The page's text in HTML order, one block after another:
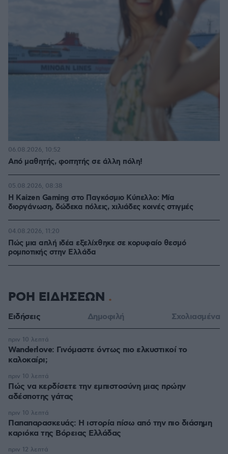
Από μαθητής, φοιτητής σε άλλη πόλη!
06.08.2026, 10:52
H Kaizen Gaming στο Παγκόσμιο Kύπελλο: Μία
διοργάνωση, δώδεκα πόλεις, χιλιάδες κοινές στιγμές
05.08.2026, 08:38
Πώς μια απλή ιδέα εξελίχθηκε σε κορυφαίο θεσμό
ρομποτικής στην Ελλάδα
04.08.2026, 11:20
ΡΟΗ ΕΙΔΗΣΕΩΝ
Ειδήσεις Δημοφιλή Σχολιασμένα
Wanderlove: Γινόμαστε όντως πιο ελκυστικοί το
καλοκαίρι;
πριν 10 λεπτά
Πώς να κερδίσετε την εμπιστοσύνη μιας πρώην
αδέσποτης γάτας
πριν 10 λεπτά
Παπαπαρασκευάς: Η ιστορία πίσω από την πιο διάσημη
καριόκα της Βόρειας Ελλάδας
πριν 10 λεπτά
πριν 12 λεπτά